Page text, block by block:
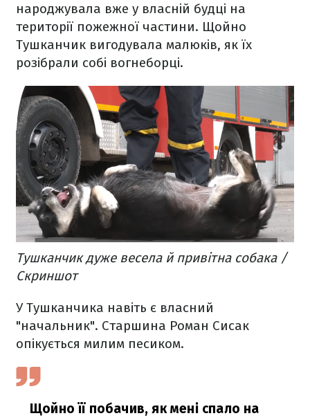
народжувала вже у власній будці на
території пожежної частини. Щойно
Тушканчик вигодувала малюків, як їх
розібрали собі вогнеборці.
Тушканчик дуже весела й привітна собака /
Скриншот
У Тушканчика навіть є власний
"начальник". Старшина Роман Сисак
опікується милим песиком.
Щойно її побачив, як мені спало на